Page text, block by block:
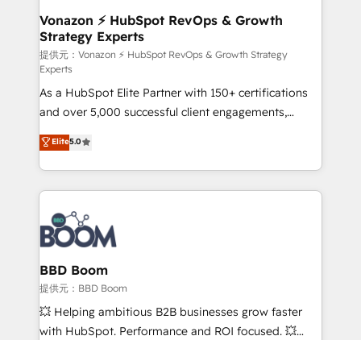
➤ L’intégration de CRM et de méthodologie RevOps
pour aligner les équipes marketing, commerciales et
support client (data migration, synchronisation API,
audit et maintenance) ➤ La création de sites internet
de conversion qui transforment les visiteurs en
opportunités d'affaires ➤ La mise en place de
stratégies d'acquisition marketing (SEO, SEA,
inbound, automatisation marketing, ABM, IA,
emailing) Informations clés : - 10 ans d'expérience -
100+ intégrations CRM HubSpot réussies - 40
experts conseil - 150 certifications HubSpot
cumulées
Vonazon ⚡ HubSpot RevOps & Growth
Strategy Experts
提供元：Vonazon ⚡ HubSpot RevOps & Growth Strategy
Experts
As a HubSpot Elite Partner with 150+ certifications
and over 5,000 successful client engagements,
Vonazon turns marketing complexity into
measurable, scalable growth. From onboarding to
enterprise-grade campaigns, our in-house team
builds scalable strategies that drive long-term
revenue. ⚙️ HubSpot Integration & Optimization •
Seamless CRM, CMS, and automation setup •
Complex platform migrations and data cleanups •
Custom APIs and third-party integrations 📈 End-to-
End Revenue Acceleration • Lifecycle marketing and
pipeline growth programs • Sales enablement tools
and CRM optimization • Retention strategies with
Elite5.0
BBD Boom
提供元：BBD Boom
💥 Helping ambitious B2B businesses grow faster
with HubSpot. Performance and ROI focused. 💥